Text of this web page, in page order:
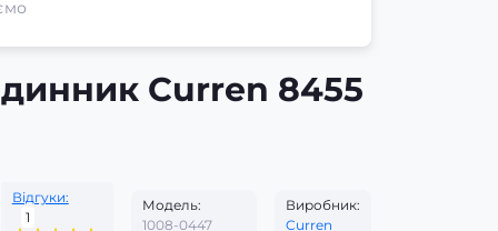
Curren 8455
Відгуки:
1
Модель:
1008-0447
Виробник:
Curren